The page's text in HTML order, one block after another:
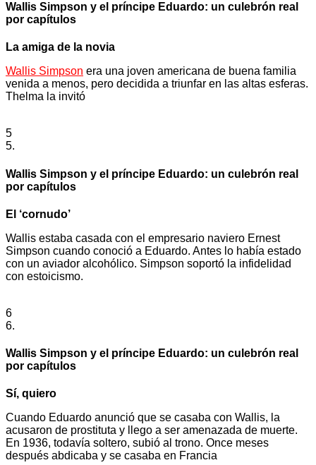
Wallis Simpson y el príncipe Eduardo: un culebrón real
por capítulos
La amiga de la novia
Wallis Simpson era una joven americana de buena familia
venida a menos, pero decidida a triunfar en las altas esferas.
Thelma la invitó
5
5.
Wallis Simpson y el príncipe Eduardo: un culebrón real
por capítulos
El ‘cornudo’
Wallis estaba casada con el empresario naviero Ernest
Simpson cuando conoció a Eduardo. Antes lo había estado
con un aviador alcohólico. Simpson soportó la infidelidad
con estoicismo.
6
6.
Wallis Simpson y el príncipe Eduardo: un culebrón real
por capítulos
Sí, quiero
Cuando Eduardo anunció que se casaba con Wallis, la
acusaron de prostituta y llego a ser amenazada de muerte.
En 1936, todavía soltero, subió al trono. Once meses
después abdicaba y se casaba en Francia